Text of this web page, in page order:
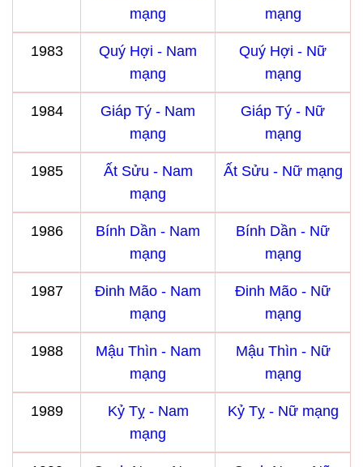
mạng
mạng
1983
Quý Hợi - Nam
mạng
Quý Hợi - Nữ
mạng
1984
Giáp Tý - Nam
mạng
Giáp Tý - Nữ
mạng
1985
Ất Sửu - Nam
mạng
Ất Sửu - Nữ mạng
1986
Bính Dần - Nam
mạng
Bính Dần - Nữ
mạng
1987
Đinh Mão - Nam
mạng
Đinh Mão - Nữ
mạng
1988
Mậu Thìn - Nam
mạng
Mậu Thìn - Nữ
mạng
1989
Kỷ Tỵ - Nam
mạng
Kỷ Tỵ - Nữ mạng